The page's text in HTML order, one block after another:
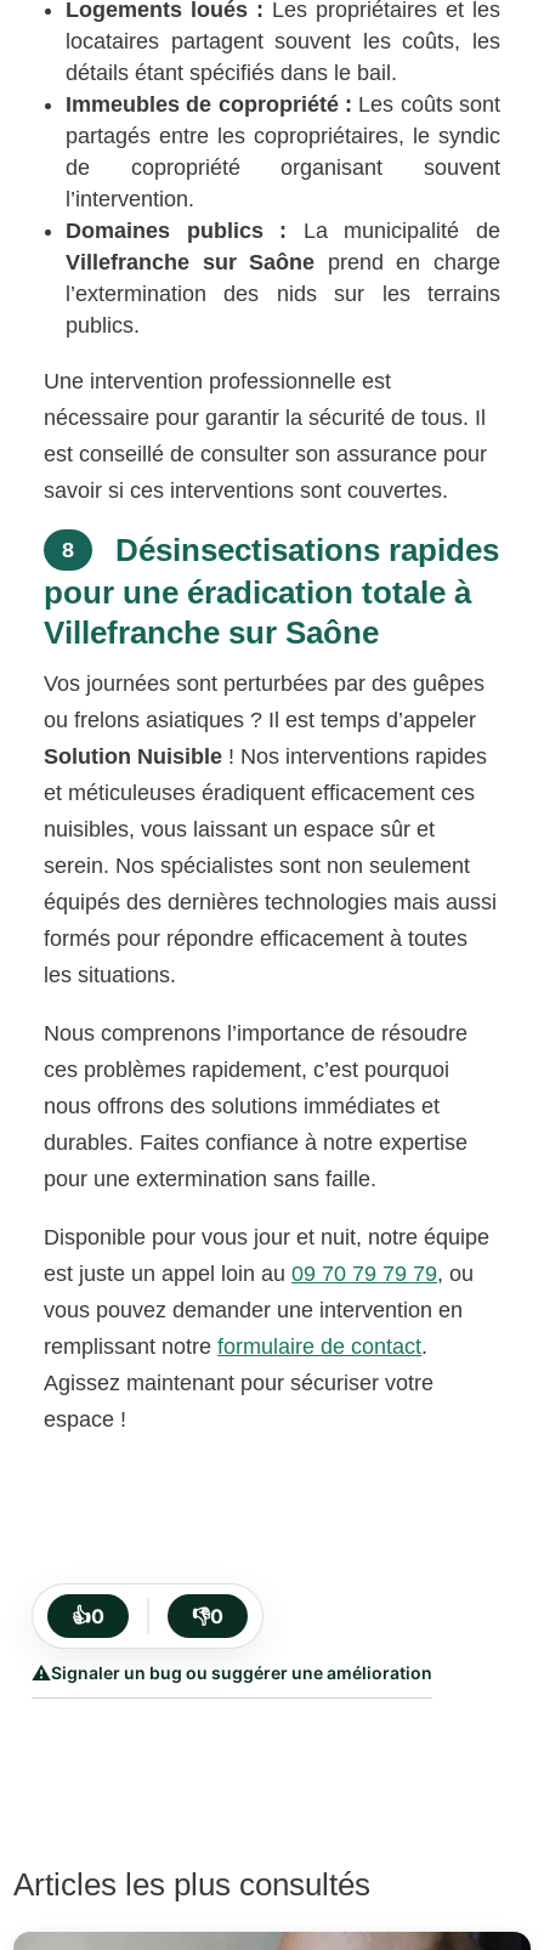
Logements loués : Les propriétaires et les
locataires partagent souvent les coûts, les
détails étant spécifiés dans le bail.
Immeubles de copropriété : Les coûts sont
partagés entre les copropriétaires, le syndic
de copropriété organisant souvent
l’intervention.
Domaines publics : La municipalité de
Villefranche sur Saône prend en charge
l’extermination des nids sur les terrains
publics.
Une intervention professionnelle est
nécessaire pour garantir la sécurité de tous. Il
est conseillé de consulter son assurance pour
savoir si ces interventions sont couvertes.
8
Désinsectisations rapides
pour une éradication totale à
Villefranche sur Saône
Vos journées sont perturbées par des guêpes
ou frelons asiatiques ? Il est temps d’appeler
Solution Nuisible ! Nos interventions rapides
et méticuleuses éradiquent efficacement ces
nuisibles, vous laissant un espace sûr et
serein. Nos spécialistes sont non seulement
équipés des dernières technologies mais aussi
formés pour répondre efficacement à toutes
les situations.
Nous comprenons l’importance de résoudre
ces problèmes rapidement, c’est pourquoi
nous offrons des solutions immédiates et
durables. Faites confiance à notre expertise
pour une extermination sans faille.
Disponible pour vous jour et nuit, notre équipe
est juste un appel loin au09 70 79 79 79, ou
vous pouvez demander une intervention en
remplissant notreformulaire de contact.
Agissez maintenant pour sécuriser votre
espace !
👍0 👎0
⚠️Signaler un bug ou suggérer une amélioration
Articles les plus consultés